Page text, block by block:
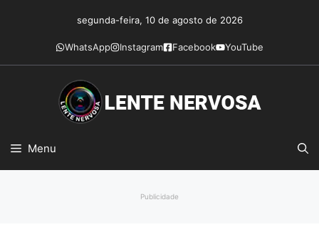
conteúdo
segunda-feira, 10 de agosto de 2026
WhatsApp Instagram Facebook YouTube
Menu
Publicidade